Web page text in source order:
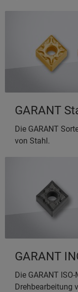
GARANT
Die GARANT
von Stahl.
GARANT
Die GARANT
Drehbearbeitung